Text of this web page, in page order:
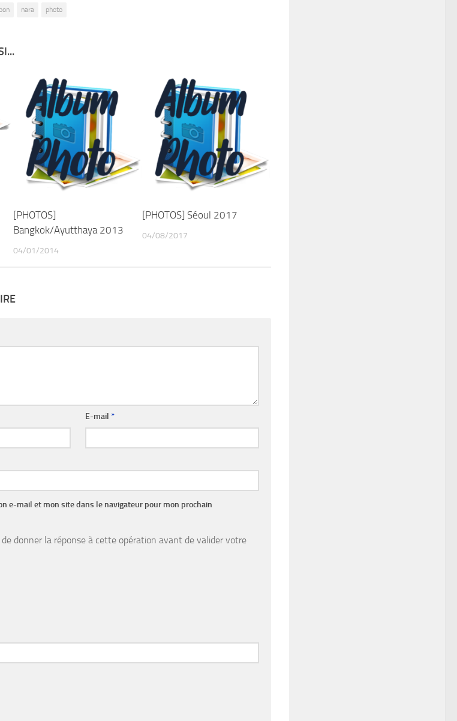
nara photo
[PHOTOS]
Bangkok/Ayutthaya 2013
04/01/2014
[PHOTOS] Séoul 2017
04/08/2017
E-mail*
e-mail et mon site dans le navigateur pour mon prochain
de donner la réponse à cette opération avant de valider votre